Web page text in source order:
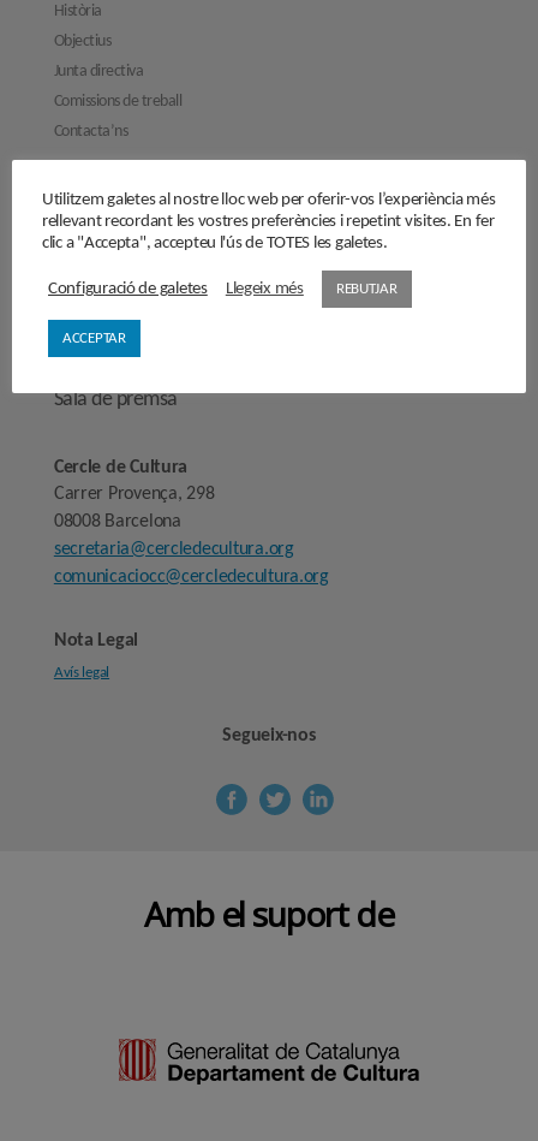
Història
Objectius
Junta directiva
Comissions de treball
Contacta’ns
Reflexions
Manifestos
Entrevistes
Fes-te’n soci/sòcia
Sala de premsa
Cercle de Cultura
Carrer Provença, 298
08008 Barcelona
secretaria@cercledecultura.org
comunicaciocc@cercledecultura.org
Nota Legal
Avís legal
Segueix-nos
Amb el suport de
Utilitzem galetes al nostre lloc web per oferir-vos l’experiència més
rellevant recordant les vostres preferències i repetint visites. En fer
clic a "Accepta", accepteu l'ús de TOTES les galetes.
Configuració de galetes Llegeix més REBUTJAR
ACCEPTAR